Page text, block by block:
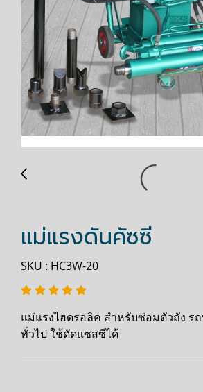
แม่แรงดันคัซซี
SKU : HC3W-20
แม่แรงไฮดรอลิค สำหรับซ่อมตัวถัง ร
ทั่วไป ใช้ดัดแซสซีได้